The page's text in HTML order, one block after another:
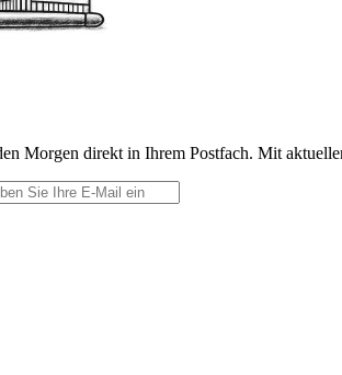
Morgen direkt in Ihrem Postfach. Mit